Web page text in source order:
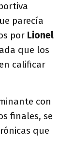
parecía
por Lionel
que los
calificar
con
finales, se
que